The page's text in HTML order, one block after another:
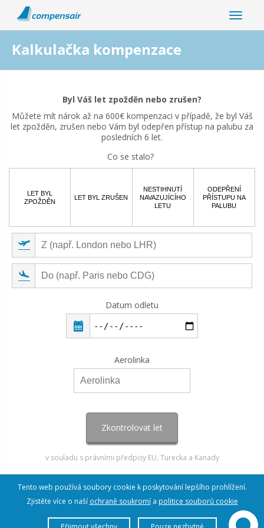
Kalkulačka kompenzace
Ano
Byl Váš let zpožděn nebo zrušen?
Můžete mít nárok až na 600€ kompenzaci v případě, že byl Váš
let zpožděn, zrušen nebo Vám byl odepřen přístup na palubu za
posledních 6 let.
Co se stalo?
LET BYL
ZPOŽDĚN
LET BYL ZRUŠEN
NESTIHNUTÍ
NAVAZUJÍCÍHO
LETU
ODEPŘENÍ
PŘÍSTUPU NA
PALUBU
Datum odletu
Aerolinka
Zkontrolovat let
v souladu s právními předpisy EU, Turecka a Kanady
Tento web používá soubory cookie k poskytování lepšího prohlížení.
Zjistěte více o naší ochraně soukromía politice souborů cookie